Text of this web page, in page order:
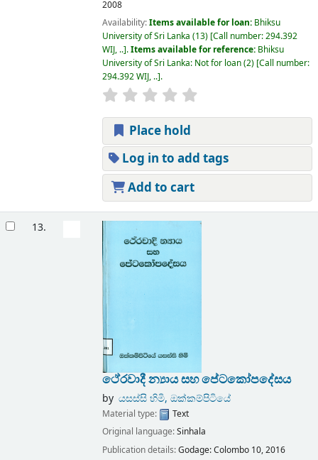
2008
Availability:Items available for loan: Bhiksu
University of Sri Lanka (13) Call number:294.392
WIJ, .. .Items available for reference: Bhiksu
University of Sri Lanka: Not for loan(2) Call number:
294.392 WIJ, .. .
Place hold
Log in to add tags
Add to cart
13.
ථේරවාදී න්‍යාය සහ පේටකෝපදේසය
by යසස්සි හිමි, ඔක්කම්පිටියේ
Material type:
Text
Original language:Sinhala
Publication details:Godage:Colombo 10,2016